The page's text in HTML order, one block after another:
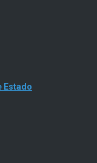
Estado